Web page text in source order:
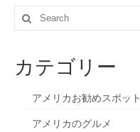
Search
for:
カテゴリー
アメリカお勧めスポット
アメリカのグルメ